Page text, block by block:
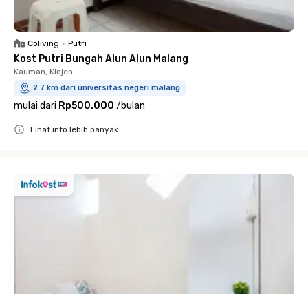
Coliving • Putri
Kost Putri Bungah Alun Alun Malang
Kauman, Klojen
2.7 km dari universitas negeri malang
mulai dari Rp500.000 /bulan
Lihat info lebih banyak